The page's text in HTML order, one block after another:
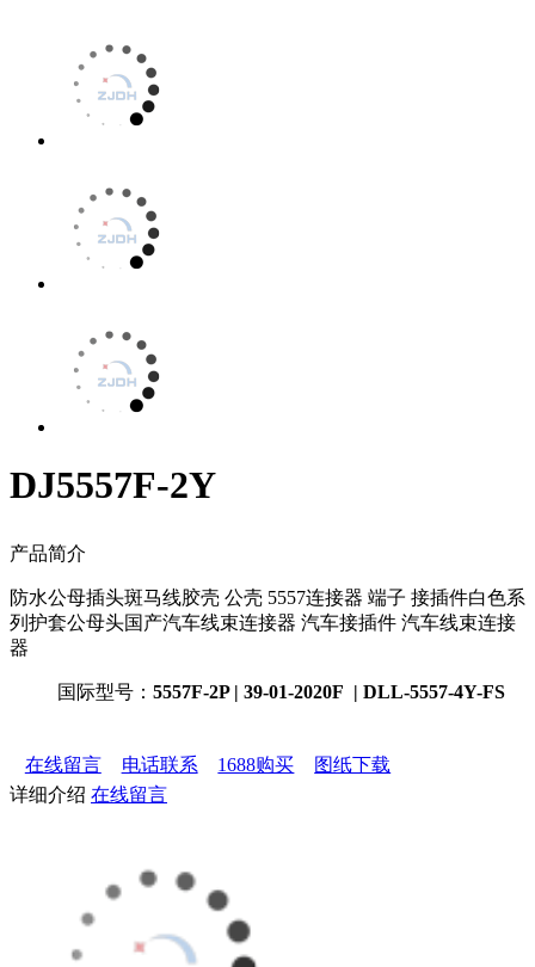
DJ5557F-2Y
产品简介
防水公母插头斑马线胶壳 公壳 5557连接器 端子 接插件白色系
列护套公母头国产汽车线束连接器 汽车接插件 汽车线束连接
器
国际型号： 5557F-2P | 39-01-2020F | DLL-5557-4Y-FS
在线留言 电话联系 1688购买
图纸下载
详细介绍 在线留言